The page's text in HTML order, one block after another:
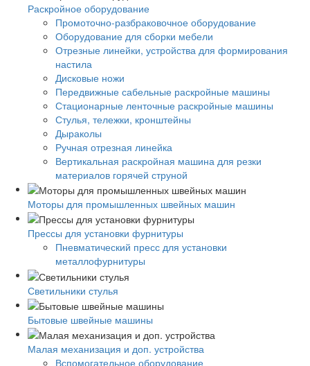
Раскройное оборудование
Промоточно-разбраковочное оборудование
Оборудование для сборки мебели
Отрезные линейки, устройства для формирования
настила
Дисковые ножи
Передвижные сабельные раскройные машины
Стационарные ленточные раскройные машины
Стулья, тележки, кронштейны
Дыраколы
Ручная отрезная линейка
Вертикальная раскройная машина для резки
материалов горячей струной
Моторы для промышленных швейных машин
Прессы для установки фурнитуры
Пневматический пресс для установки
металлофурнитуры
Светильники стулья
Бытовые швейные машины
Малая механизация и доп. устройства
Вспомогательное оборудование